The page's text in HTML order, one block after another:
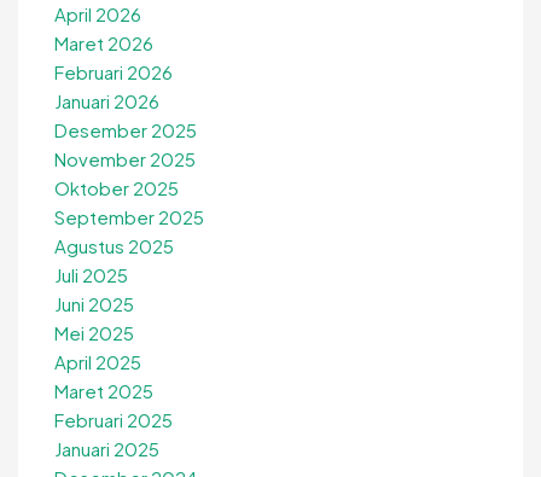
April 2026
Maret 2026
Februari 2026
Januari 2026
Desember 2025
November 2025
Oktober 2025
September 2025
Agustus 2025
Juli 2025
Juni 2025
Mei 2025
April 2025
Maret 2025
Februari 2025
Januari 2025